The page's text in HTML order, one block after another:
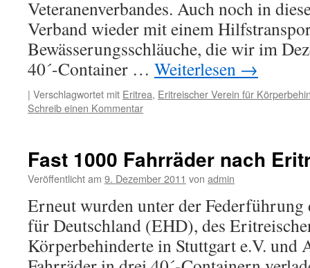
Veteranenverbandes. Auch noch in
Verband wieder mit einem
Bewässerungsschläuche, die wir im
40´-Container … Weiterlesen →
| Verschlagwortet mit Eritrea, Eritreischer Verein für
Schreib einen Kommentar
Fast 1000 Fahrräder nach
Veröffentlicht am 9. Dezember 2011 von admin
Erneut wurden unter der
für Deutschland (EHD), des
Körperbehinderte in Stuttgart e.V. und